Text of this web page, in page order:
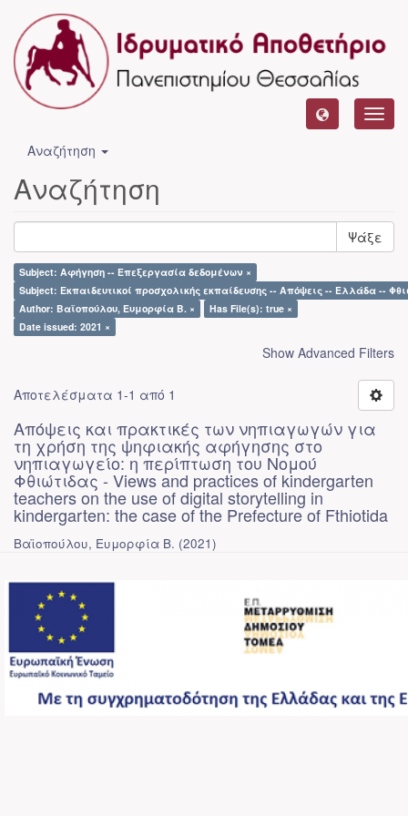
Αναζήτηση
Αναζήτηση
Ψάξε
Subject: Αφήγηση -- Επεξεργασία δεδομένων ×
Subject: Εκπαιδευτικοί προσχολικής εκπαίδευσης -- Απόψεις -- Ελλάδα --
Author: Βαϊοπούλου, Ευμορφία Β. ×
Has File(s): true ×
Date issued: 2021 ×
Show Advanced Filters
Αποτελέσματα 1-1 από 1
Απόψεις και πρακτικές των νηπιαγωγών για
τη χρήση της ψηφιακής αφήγησης στο
νηπιαγωγείο: η περίπτωση του Νομού
Φθιώτιδας - Views and practices of kindergarten
teachers on the use of digital storytelling in
kindergarten: the case of the Prefecture of Fthiotida
Βαϊοπούλου, Ευμορφία Β. (2021)